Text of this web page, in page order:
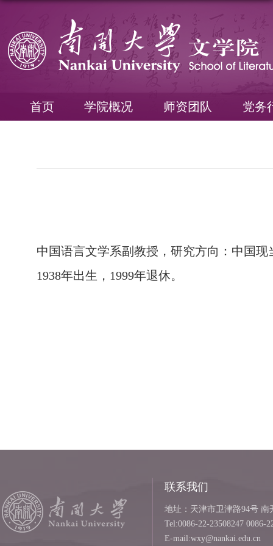
首页 学院概况 师资团队 党务
中国语言文学系副教授，研究方向：中国现
1938年出生，1999年退休。
联系我们
地址：天津市卫津路94号 南
Tel:0086-22-23508247 0086-
E-mail:wxy@nankai.edu.cn